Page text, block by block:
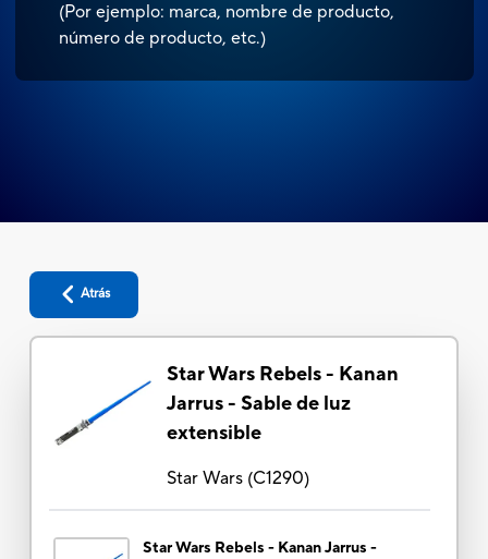
(Por ejemplo: marca, nombre de producto,
número de producto, etc.)
Atrás
Star Wars Rebels - Kanan
Jarrus - Sable de luz
extensible
Star Wars(C1290)
Star Wars Rebels - Kanan Jarrus -